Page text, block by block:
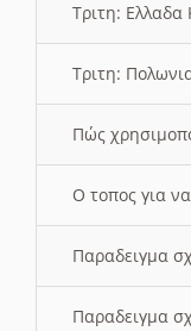
Τριτη: Ελλαδα
Τριτη:
Πώς
O τοπος για
Παραδειγμα
Παραδειγμα